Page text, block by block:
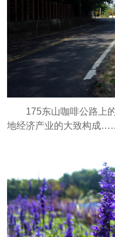
175东山咖啡公路上
地经济产业的大致构成